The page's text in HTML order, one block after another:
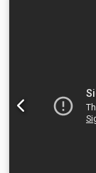
pression de
vidéos.